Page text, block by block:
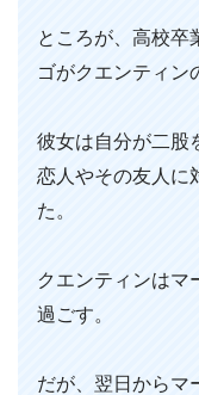
ところが、高校卒
ゴがクエンティン
彼女は自分が二股
恋人やその友人に
た。
クエンティンはマ
過ごす。
だが、翌日からマ